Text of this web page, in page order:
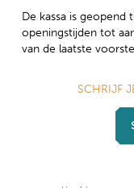
De kassa is geopend
openingstijden tot
van de laatste
SCHRIJF